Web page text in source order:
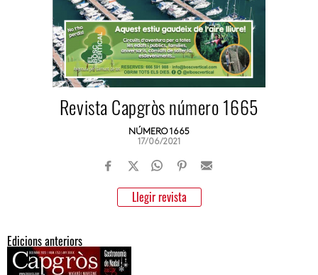
Revista Capgròs número 1665
NÚMERO 1665
17/06/2021
Llegir revista
Edicions anteriors